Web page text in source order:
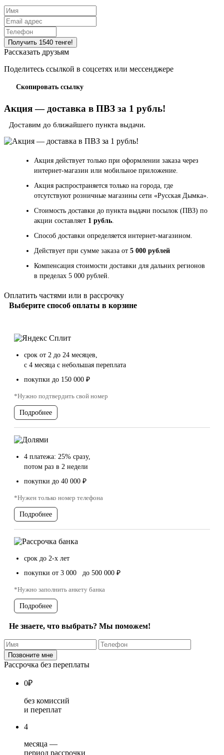
Рассказать друзьям
Поделитесь ссылкой в соцсетях или мессенджере
Скопировать ссылку
Акция — доставка в ПВЗ за 1 рубль!
Доставим до ближайшего пункта выдачи.
Акция действует только при оформлении заказа через
интернет-магазин или мобильное приложение.
Акция распространяется только на города, где
отсутствуют розничные магазины сети «Русская Дымка».
Стоимость доставки до пункта выдачи посылок (ПВЗ) по
акции составляет 1 рубль.
Способ доставки определяется интернет-магазином.
Действует при сумме заказа от 5 000 рублей
Компенсация стоимости доставки для дальних регионов
в пределах 5 000 рублей.
Оплатить частями или в рассрочку
Выберите способ оплаты в корзине
срок от 2 до 24 месяцев,
с 4 месяца с небольшая переплата
покупки до 150 000 ₽
*Нужно подтвердить свой номер
Подробнее
4 платежа: 25% сразу,
потом раз в 2 недели
покупки до 40 000 ₽
*Нужен только номер телефона
Подробнее
срок до 2-х лет
покупки от 3 000 до 500 000 ₽
*Нужно заполнить анкету банка
Подробнее
Не знаете, что выбрать? Мы поможем!
Рассрочка без переплаты
0₽
без комиссий
и переплат
4
месяца —
период рассрочки